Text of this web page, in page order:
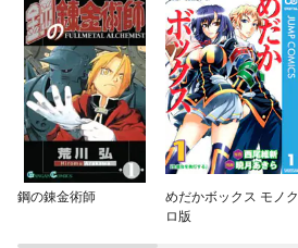
鋼の錬金術師
めだかボックス モノク
ロ版